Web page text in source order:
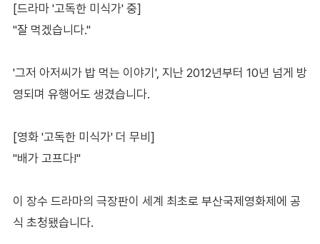
[드라마 '고독한 미식가' 중]
"잘 먹겠습니다."
'그저 아저씨가 밥 먹는 이야기', 지난 2012년부터 10년 넘게 방
영되며 유행어도 생겼습니다.
[영화 '고독한 미식가' 더 무비]
"배가 고프다!"
이 장수 드라마의 극장판이 세계 최초로 부산국제영화제에 공
식 초청됐습니다.